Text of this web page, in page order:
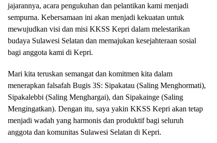
jajarannya, acara pengukuhan dan pelantikan kami menjadi
sempurna. Kebersamaan ini akan menjadi kekuatan untuk
mewujudkan visi dan misi KKSS Kepri dalam melestarikan
budaya Sulawesi Selatan dan memajukan kesejahteraan sosial
bagi anggota kami di Kepri.
Mari kita teruskan semangat dan komitmen kita dalam
menerapkan falsafah Bugis 3S: Sipakatau (Saling Menghormati),
Sipakalebbi (Saling Menghargai), dan Sipakainge (Saling
Mengingatkan). Dengan itu, saya yakin KKSS Kepri akan tetap
menjadi wadah yang harmonis dan produktif bagi seluruh
anggota dan komunitas Sulawesi Selatan di Kepri.